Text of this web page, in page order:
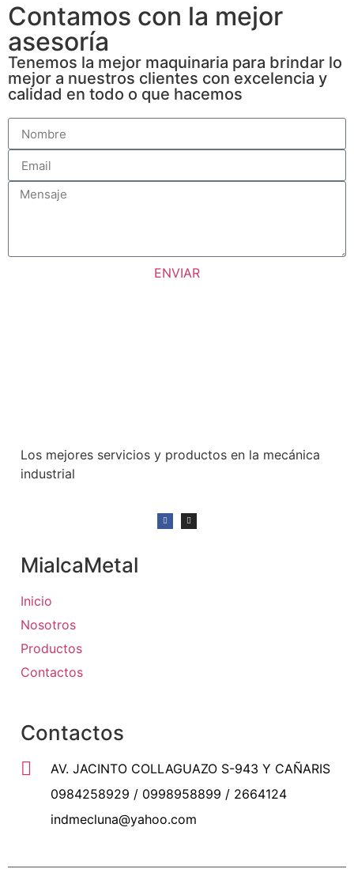
Contamos con la mejor
asesoría
Tenemos la mejor maquinaria para brindar lo
mejor a nuestros clientes con excelencia y
calidad en todo o que hacemos
ENVIAR
Los mejores servicios y productos en la mecánica
industrial
MialcaMetal
Inicio
Nosotros
Productos
Contactos
Contactos
AV. JACINTO COLLAGUAZO S-943 Y CAÑARIS
0984258929 / 0998958899 / 2664124
indmecluna@yahoo.com